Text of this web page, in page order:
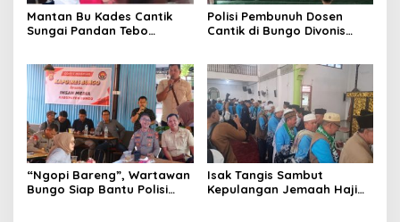
Mantan Bu Kades Cantik
Sungai Pandan Tebo
Polisi Pembunuh Dosen
Cantik di Bungo Divonis
“Ngopi Bareng”, Wartawan
Bungo Siap Bantu Polisi
Isak Tangis Sambut
Kepulangan Jemaah Haji